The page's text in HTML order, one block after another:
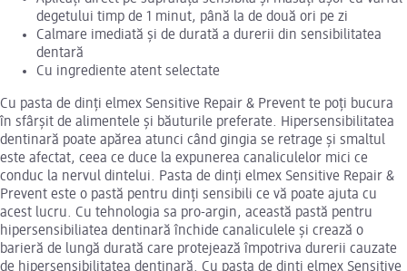
degetului timp de 1 minut, până la de două ori pe zi
Calmare imediată și de durată a durerii din sensibilitatea
dentară
Cu ingrediente atent selectate
Cu pasta de dinți elmex Sensitive Repair & Prevent te poți bucura
în sfârșit de alimentele și băuturile preferate. Hipersensibilitatea
dentinară poate apărea atunci când gingia se retrage și smaltul
este afectat, ceea ce duce la expunerea canaliculelor mici ce
conduc la nervul dintelui. Pasta de dinți elmex Sensitive Repair &
Prevent este o pastă pentru dinți sensibili ce vă poate ajuta cu
acest lucru. Cu tehnologia sa pro-argin, această pastă pentru
hipersensibiliatea dentinară închide canaliculele și crează o
barieră de lungă durată care protejează împotriva durerii cauzate
de hipersensibilitatea dentinară. Cu pasta de dinți elmex Sensitive